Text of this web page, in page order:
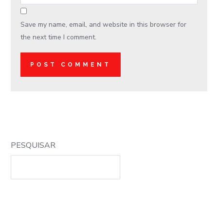
Save my name, email, and website in this browser for
the next time I comment.
PESQUISAR